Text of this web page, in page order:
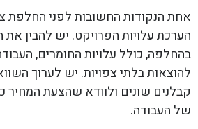
אחת הנקודות החשובות לפני החלפת
הערכת עלויות הפרויקט. יש להבין את
בהחלפה, כולל עלויות החומרים,
להוצאות בלתי צפויות. יש לערוך
קבלנים שונים ולוודא שהצעת המחיר
של העבודה.